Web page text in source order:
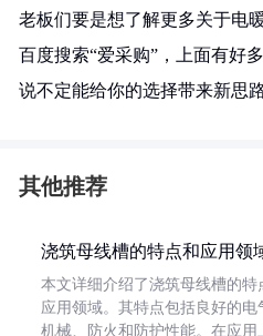
老板们要是想了解更多关于电
百度搜索“爱采购”，上面有好
说不定能给你的选择带来新思
其他推荐
浇筑母线槽的特点和应用领
本文详细介绍了浇筑母线槽的特
应用领域。其特点包括良好的电
机械、防火和防护性能。在应用